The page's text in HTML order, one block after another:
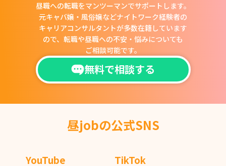
昼職への転職をマンツーマンでサポートします。
元キャバ嬢・風俗嬢などナイトワーク経験者の
キャリアコンサルタントが多数在籍しています
ので、 転職や昼職への不安・悩みについても
ご相談可能です。
無料で相談する
昼jobの公式SNS
YouTube TikTok